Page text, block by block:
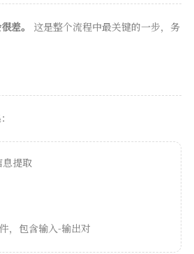
差。
这是整个流程中最关键的一步，务
提取
，包含输入-输出对